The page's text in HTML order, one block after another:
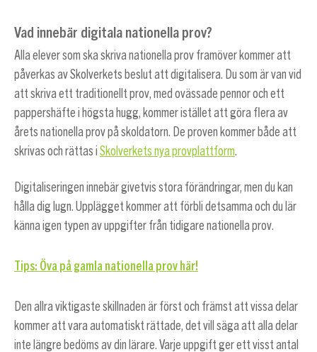
Vad innebär digitala nationella prov?
Alla elever som ska skriva nationella prov framöver kommer att
påverkas av Skolverkets beslut att digitalisera. Du som är van vid
att skriva ett traditionellt prov, med ovässade pennor och ett
pappershäfte i högsta hugg, kommer istället att göra flera av
årets nationella prov på skoldatorn. De proven kommer både att
skrivas och rättas i Skolverkets nya provplattform.
Digitaliseringen innebär givetvis stora förändringar, men du kan
hålla dig lugn. Upplägget kommer att förbli detsamma och du lär
känna igen typen av uppgifter från tidigare nationella prov.
Tips: Öva på gamla nationella prov här!
Den allra viktigaste skillnaden är först och främst att vissa delar
kommer att vara automatiskt rättade, det vill säga att alla delar
inte längre bedöms av din lärare. Varje uppgift ger ett visst antal